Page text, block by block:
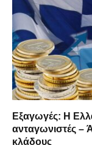
Εξαγωγές: Η
ανταγωνιστές –
κλάδους